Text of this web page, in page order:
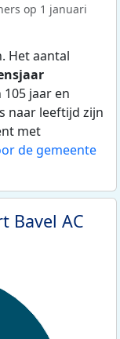
op 1 januari
Het aantal
jaar en
naar leeftijd zijn
met
de gemeente
Bavel AC